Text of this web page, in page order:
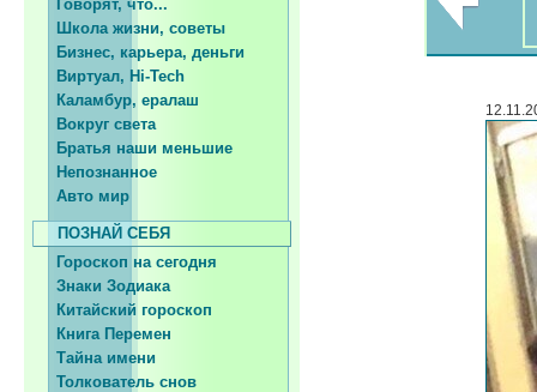
Говорят, что...
Школа жизни, советы
Бизнес, карьера, деньги
Виртуал, Hi-Tech
Каламбур, ералаш
Вокруг света
Братья наши меньшие
Непознанное
Авто мир
ПОЗНАЙ СЕБЯ
Гороскоп на сегодня
Знаки Зодиака
Китайский гороскоп
Книга Перемен
Тайна имени
Толкователь снов